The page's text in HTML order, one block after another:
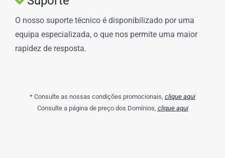
O nosso suporte técnico é disponibilizado por uma
equipa especializada, o que nos permite uma maior
rapidez de resposta.
* Consulte as nossas condições promocionais, clique aqui
Consulte a página de preço dos Domínios, clique aqui